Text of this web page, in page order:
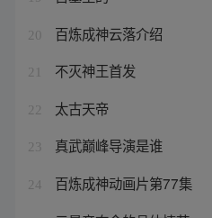
20 百炼成神云落介绍
21 不灭神王首发
22 太古天帝
23 真武巅峰导演是谁
24 百炼成神动画片第77集